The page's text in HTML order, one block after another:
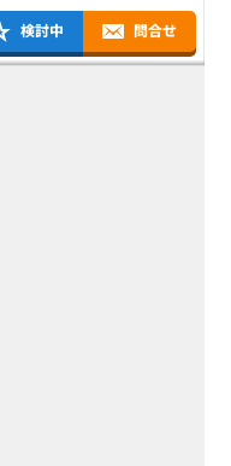
検討中 問合せ